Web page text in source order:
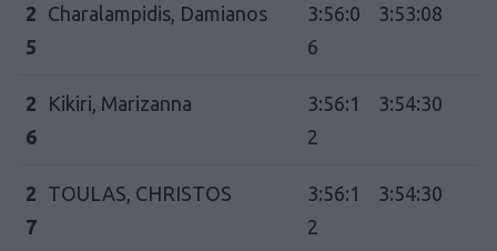
2
5
Charalampidis, Damianos
3:56:0
6
3:53:08
2
6
Kikiri, Marizanna
3:56:1
2
3:54:30
2
7
TOULAS, CHRISTOS
3:56:1
2
3:54:30